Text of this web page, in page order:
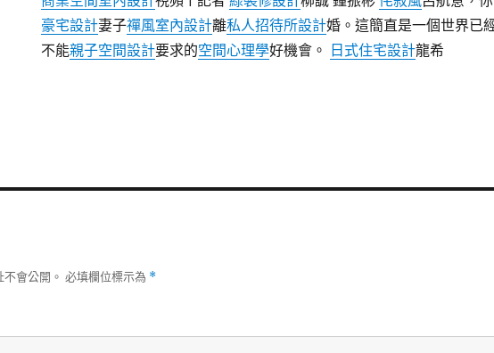
豪宅設計妻子禪風室內設計離私人招待所設計婚。這簡直是一個世界已
不能親子空間設計要求的空間心理學好機會。 日式住宅設計龍希
會公開。 必填欄位標示為 *